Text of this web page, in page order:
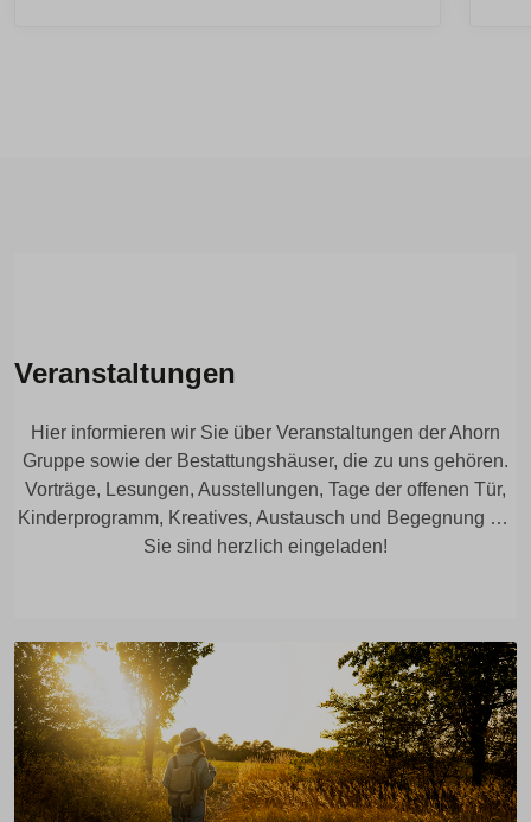
Veranstaltungen
Hier informieren wir Sie über Veranstaltungen der Ahorn
Gruppe sowie der Bestattungshäuser, die zu uns gehören.
Vorträge, Lesungen, Ausstellungen, Tage der offenen Tür,
Kinderprogramm, Kreatives, Austausch und Begegnung …
Sie sind herzlich eingeladen!